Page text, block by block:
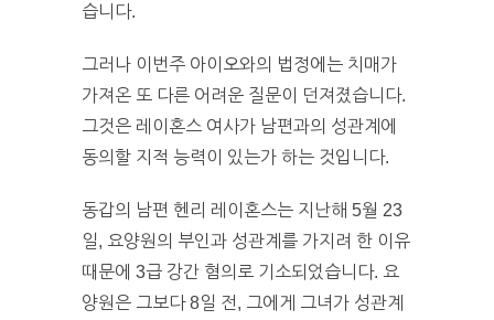
습니다.
그러나 이번주 아이오와의 법정에는 치매가
가져온 또 다른 어려운 질문이 던져졌습니다.
그것은 레이혼스 여사가 남편과의 성관계에
동의할 지적 능력이 있는가 하는 것입니다.
동갑의 남편 헨리 레이혼스는 지난해 5월 23
일, 요양원의 부인과 성관계를 가지려 한 이유
때문에 3급 강간 혐의로 기소되었습니다. 요
양원은 그보다 8일 전, 그에게 그녀가 성관계